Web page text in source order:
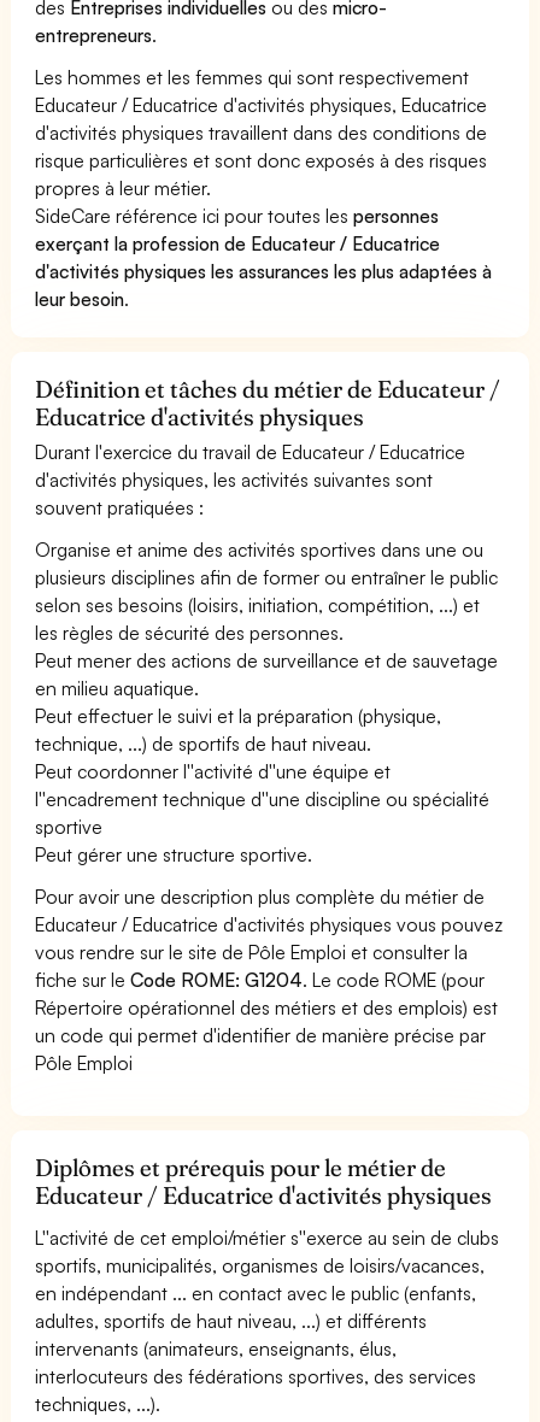
des Entreprises individuelles ou desmicro-
entrepreneurs.
Les hommes et les femmes qui sont respectivement
Educateur / Educatrice d'activités physiques, Educatrice
d'activités physiques travaillent dans des conditions de
risque particulières et sont donc exposés à des risques
propres à leur métier.
SideCare référence ici pour toutes lespersonnes
exerçant la profession de Educateur / Educatrice
d'activités physiques les assurances les plus adaptées à
leur besoin.
Définition et tâches du métier de Educateur /
Educatrice d'activités physiques
Durant l'exercice du travail de Educateur / Educatrice
d'activités physiques, les activités suivantes sont
souvent pratiquées :
Organise et anime des activités sportives dans une ou
plusieurs disciplines afin de former ou entraîner le public
selon ses besoins (loisirs, initiation, compétition, ...) et
les règles de sécurité des personnes.
Peut mener des actions de surveillance et de sauvetage
en milieu aquatique.
Peut effectuer le suivi et la préparation (physique,
technique, ...) de sportifs de haut niveau.
Peut coordonner l''activité d''une équipe et
l''encadrement technique d''une discipline ou spécialité
sportive
Peut gérer une structure sportive.
Pour avoir une description plus complète du métier de
Educateur / Educatrice d'activités physiques vous pouvez
vous rendre sur le site de Pôle Emploi et consulter la
fiche sur leCode ROME: G1204. Le code ROME (pour
Répertoire opérationnel des métiers et des emplois) est
un code qui permet d'identifier de manière précise par
Pôle Emploi
Diplômes et prérequis pour le métier de
Educateur / Educatrice d'activités physiques
L''activité de cet emploi/métier s''exerce au sein de clubs
sportifs, municipalités, organismes de loisirs/vacances,
en indépendant ... en contact avec le public (enfants,
adultes, sportifs de haut niveau, ...) et différents
intervenants (animateurs, enseignants, élus,
interlocuteurs des fédérations sportives, des services
techniques, ...).